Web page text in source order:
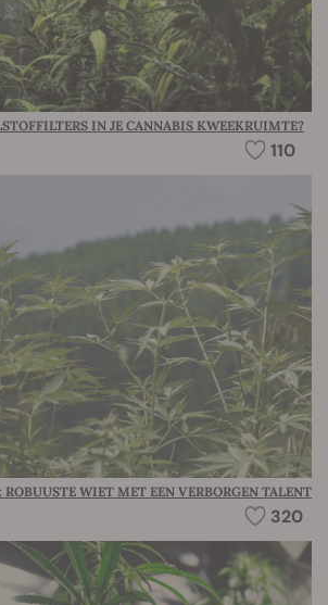
IN JE CANNABIS KWEEKRUIMTE?
110
WIET MET EEN VERBORGEN TALENT
320